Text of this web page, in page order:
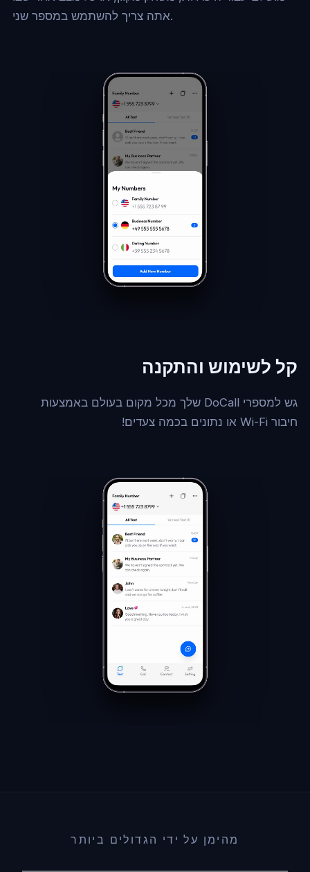
אתה צריך להשתמש במספר שני.
קל לשימוש והתקנה
גש למספרי DoCall שלך מכל מקום בעולם באמצעות
חיבור Wi-Fi או נתונים בכמה צעדים!
מהימן על ידי הגדולים ביותר